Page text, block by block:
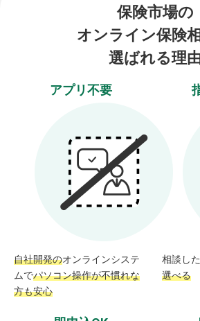
保険市場の
オンライン保険
選ばれる理
アプリ不要
自社開発のオンラインシステ
ムでパソコン操作が不慣れな
方も安心
相談し
選べる